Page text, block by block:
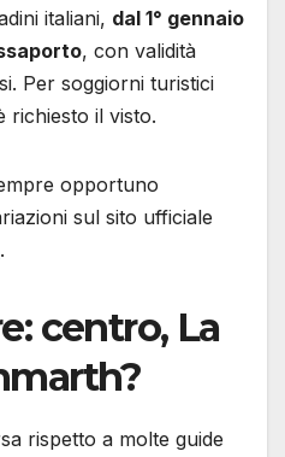
italiani, dal 1° gennaio
, con validità
Per soggiorni turistici
richiesto il visto.
opportuno
sul sito ufficiale
.
centro, La
rispetto a molte guide